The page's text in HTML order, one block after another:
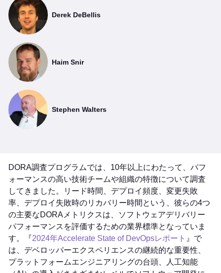
Derek DeBellis
Haim Snir
Stephen Walters
DORA調査プログラムでは、10年以上にわたって、パフ
ォーマンスの高い技術チームや組織の特徴について調査
してきました。リード時間、デプロイ頻度、変更失敗
率、デプロイ失敗時のリカバリー時間という、彼らの4つ
の主要なDORAメトリクスは、ソフトウェアデリバリー
パフォーマンスを評価するための業界標準となっていま
す。『2024年Accelerate State of DevOpsレポート 』で
は、デベロッパーエクスペリエンスの継続的な重要性、
プラットフォームエンジニアリングの台頭、人工知能